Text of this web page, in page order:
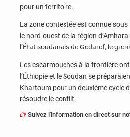
pour un territoire.
La zone contestée est connue sous
le nord-ouest de la région
l’État soudanais de Gedaref, le
Les escarmouches à la frontière
l’Éthiopie et le Soudan se
Khartoum pour un deuxième cycle
résoudre le conflit.
Suivez l'information en direct sur